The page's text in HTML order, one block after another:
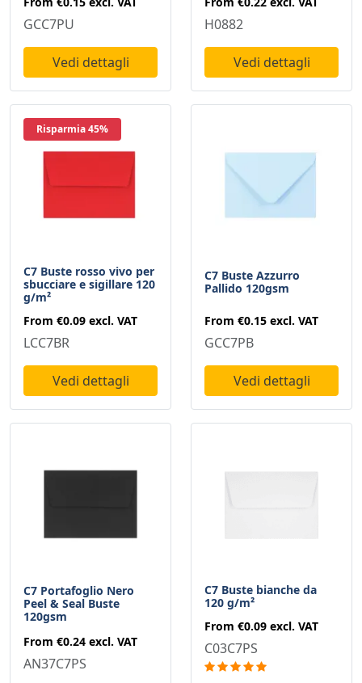
GCC7PU
Vedi dettagli
H0882
Vedi dettagli
Risparmia 45%
C7 Buste rosso vivo per
sbucciare e sigillare 120
g/m²
From €0.09 excl. VAT
LCC7BR
Vedi dettagli
C7 Buste Azzurro
Pallido 120gsm
From €0.15 excl. VAT
GCC7PB
Vedi dettagli
C7 Portafoglio Nero
Peel & Seal Buste
120gsm
From €0.24 excl. VAT
AN37C7PS
C7 Buste bianche da
120 g/m²
From €0.09 excl. VAT
C03C7PS